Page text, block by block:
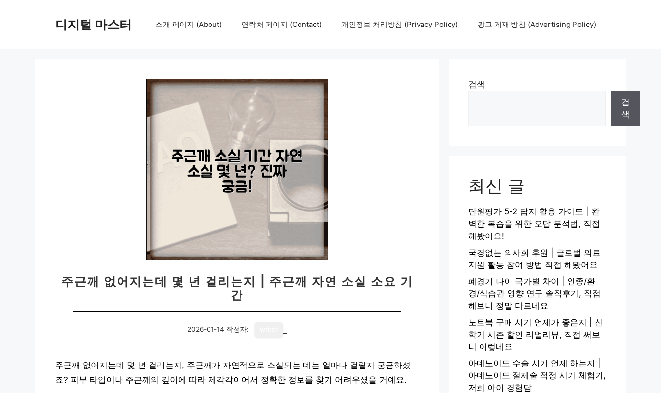
디지털 마스터 소개 페이지 (About) 연락처 페이지 (Contact) 개인정보 처리방침 (Privacy Policy) 광고 게재 방침 (Advertising Policy)
주근깨 없어지는데 몇 년 걸리는지 | 주근깨 자연 소실 소요 기
간
2026-01-14 작성자:
주근깨 없어지는데 몇 년 걸리는지, 주근깨가 자연적으로 소실되는 데는 얼마나 걸릴지 궁금하셨
죠? 피부 타입이나 주근깨의 깊이에 따라 제각각이어서 정확한 정보를 찾기 어려우셨을 거예요.
검색
검
색
최신 글
단원평가 5-2 답지 활용 가이드 | 완
벽한 복습을 위한 오답 분석법, 직접
해봤어요!
국경없는 의사회 후원 | 글로벌 의료
지원 활동 참여 방법 직접 해봤어요
폐경기 나이 국가별 차이 | 인종/환
경/식습관 영향 연구 솔직후기, 직접
해보니 정말 다르네요
노트북 구매 시기 언제가 좋은지 | 신
학기 시즌 할인 리얼리뷰, 직접 써보
니 이렇네요
아데노이드 수술 시기 언제 하는지 |
아데노이드 절제술 적정 시기 체험기,
저희 아이 경험담